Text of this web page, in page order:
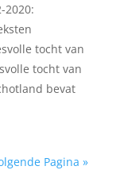
2020:
tocht van
tocht van
bevat
Pagina »